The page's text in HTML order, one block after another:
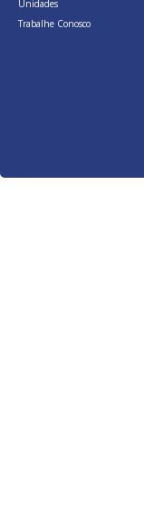
Unidades
Trabalhe Conosco